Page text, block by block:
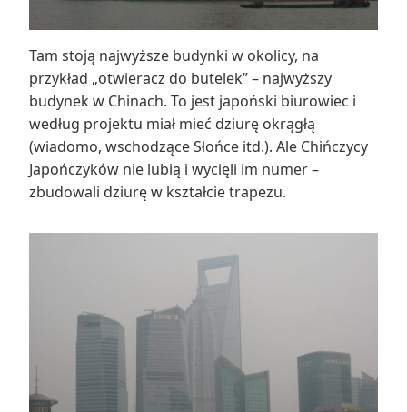
Tam stoją najwyższe budynki w okolicy, na
przykład „otwieracz do butelek” – najwyższy
budynek w Chinach. To jest japoński biurowiec i
według projektu miał mieć dziurę okrągłą
(wiadomo, wschodzące Słońce itd.). Ale Chińczycy
Japończyków nie lubią i wycięli im numer –
zbudowali dziurę w kształcie trapezu.